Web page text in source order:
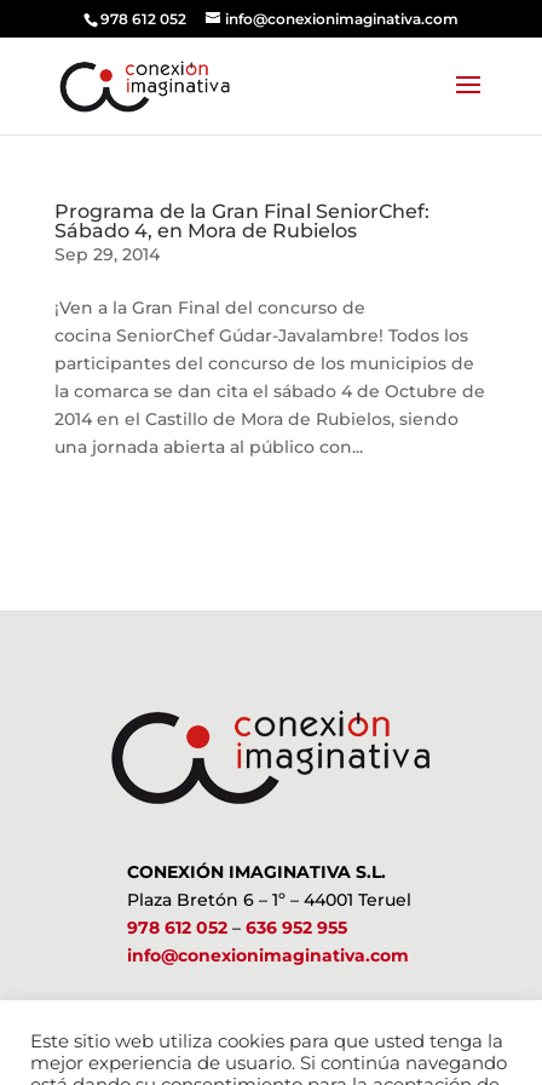
978 612 052 info@conexionimaginativa.com
Programa de la Gran Final SeniorChef:
Sábado 4, en Mora de Rubielos
Sep 29, 2014
¡Ven a la Gran Final del concurso de
cocina SeniorChef Gúdar-Javalambre! Todos los
participantes del concurso de los municipios de
la comarca se dan cita el sábado 4 de Octubre de
2014 en el Castillo de Mora de Rubielos, siendo
una jornada abierta al público con...
CONEXIÓN IMAGINATIVA S.L.
Plaza Bretón 6 – 1º – 44001 Teruel
978 612 052– 636 952 955
info@conexionimaginativa.com
Este sitio web utiliza cookies para que usted tenga la
mejor experiencia de usuario. Si continúa navegando